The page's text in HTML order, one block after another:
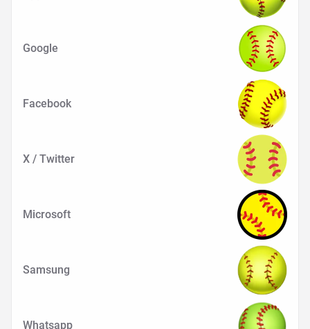
Google
Facebook
X / Twitter
Microsoft
Samsung
Whatsapp